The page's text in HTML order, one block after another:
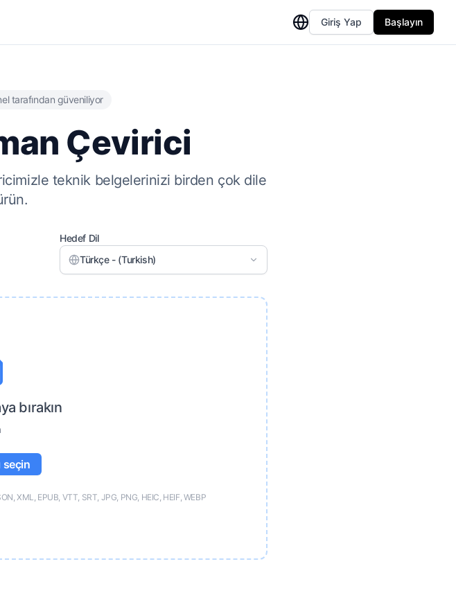
Giriş Yap Başlayın
tarafından güveniliyor
Çevirici
teknik belgelerinizi birden çok dile
Hedef Dil
Türkçe - (Turkish)
bırakın
seçin
XML, EPUB, VTT, SRT, JPG, PNG, HEIC, HEIF, WEBP